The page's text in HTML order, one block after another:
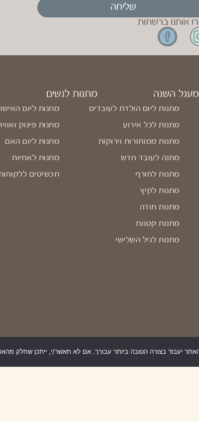
שליחה
אותנו ברשתות
מעגל השנה
מתנות ליום הולדת לעובדים
מתנות לכל אירוע
מתנות ממוחזרות וירוקות
מתנה לעובד חדש
מתנות לחורף
מתנות לקיץ
מתנות תודה
מתנות קטנות
מתנות לגיל השלישי
מתנות לנשים
מתנות ליום
מתנות פינוק
מתנות ליום האם
מתנות לאחיות
תכשיטים